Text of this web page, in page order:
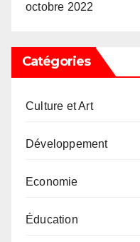
octobre 2022
Catégories
Culture et Art
Développement
Economie
Éducation